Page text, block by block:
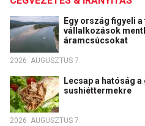
Egy ország figyeli
vállalkozások
áramcsúcsokat
2026. AUGUSZTUS 7.
Lecsap a hatóság
sushiéttermekre
2026. AUGUSZTUS 7.